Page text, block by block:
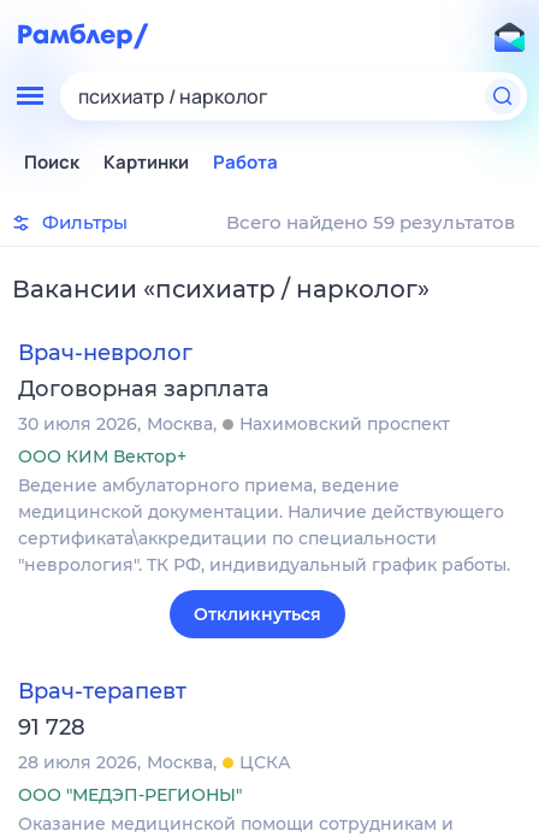
психиатр / нарколог
Поиск Картинки Работа
Фильтры Всего найдено 59 результатов
Вакансии «психиатр / нарколог»
Врач-невролог
Договорная зарплата
30 июля 2026 Москва
Нахимовский проспект
ООО КИМ Вектор+
Ведение амбулаторного приема, ведение
медицинской документации. Наличие действующего
сертификата\аккредитации по специальности
"неврология". ТК РФ, индивидуальный график работы.
Откликнуться
Врач-терапевт
91 728
28 июля 2026 Москва
ЦСКА
ООО "МЕДЭП-РЕГИОНЫ"
Оказание медицинской помощи сотрудникам и